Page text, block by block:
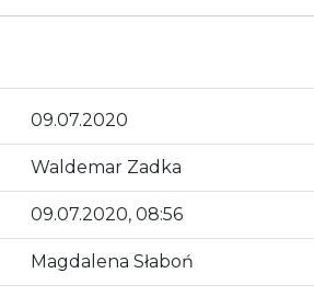
09.07.2020
Waldemar Zadka
09.07.2020, 08:56
Magdalena Słaboń